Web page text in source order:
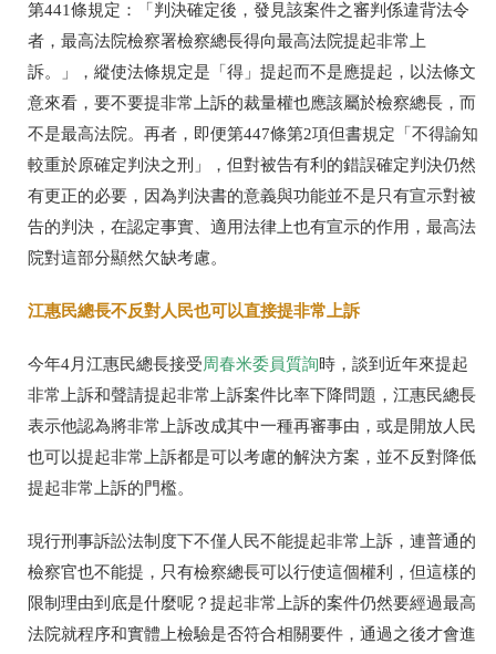
第441條規定：「判決確定後，發見該案件之審判係違背法令
者，最高法院檢察署檢察總長得向最高法院提起非常上
訴。」，縱使法條規定是「得」提起而不是應提起，以法條文
意來看，要不要提非常上訴的裁量權也應該屬於檢察總長，而
不是最高法院。再者，即便第447條第2項但書規定「不得諭知
較重於原確定判決之刑」，但對被告有利的錯誤確定判決仍然
有更正的必要，因為判決書的意義與功能並不是只有宣示對被
告的判決，在認定事實、適用法律上也有宣示的作用，最高法
院對這部分顯然欠缺考慮。
江惠民總長不反對人民也可以直接提非常上訴
今年4月江惠民總長接受周春米委員質詢時，談到近年來提起
非常上訴和聲請提起非常上訴案件比率下降問題，江惠民總長
表示他認為將非常上訴改成其中一種再審事由，或是開放人民
也可以提起非常上訴都是可以考慮的解決方案，並不反對降低
提起非常上訴的門檻。
現行刑事訴訟法制度下不僅人民不能提起非常上訴，連普通的
檢察官也不能提，只有檢察總長可以行使這個權利，但這樣的
限制理由到底是什麼呢？提起非常上訴的案件仍然要經過最高
法院就程序和實體上檢驗是否符合相關要件，通過之後才會進